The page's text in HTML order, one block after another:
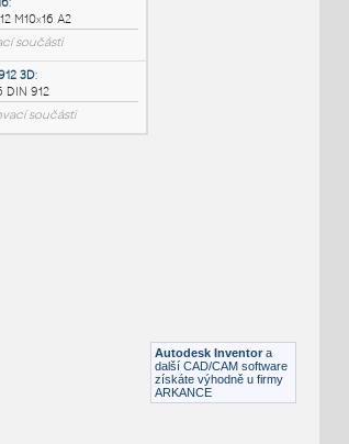
DWG Spojovací součásti
Autodesk Inventor a
další CAD/CAM software
získáte výhodně u firmy
ARKANCE